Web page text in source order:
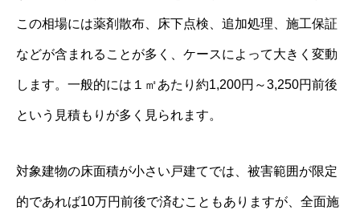
この相場には薬剤散布、床下点検、追加処理、施工保証
などが含まれることが多く、ケースによって大きく変動
します。一般的には１㎡あたり約1,200円～3,250円前後
という見積もりが多く見られます。
対象建物の床面積が小さい戸建てでは、被害範囲が限定
的であれば10万円前後で済むこともありますが、全面施